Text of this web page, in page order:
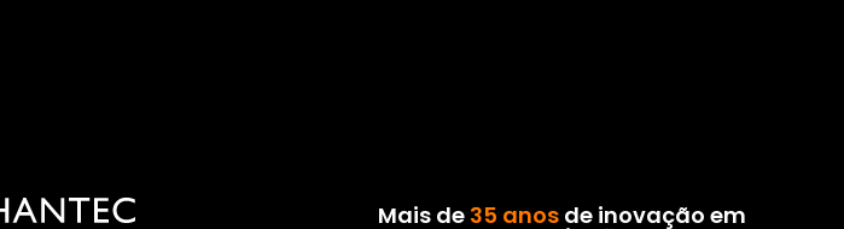
Mais de 35 anos de inovação em